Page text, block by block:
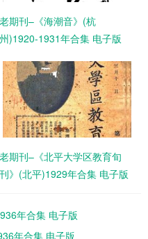
老期刊–《海潮音》(杭
州)1920-1931年合集 电子版
老期刊–《北平大学区教育旬
刊》(北平)1929年合集 电子版
年合集 电子版
年合集 电子版